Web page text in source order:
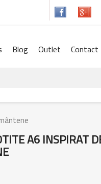
Blog Outlet Contact
A6 INSPIRAT